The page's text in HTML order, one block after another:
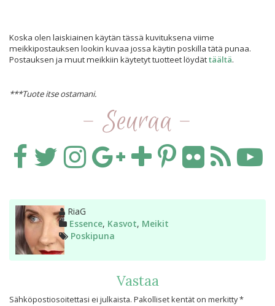
Koska olen laiskiainen käytän tässä kuvituksena viime
meikkipostauksen lookin kuvaa jossa käytin poskilla tätä punaa.
Postauksen ja muut meikkiin käytetyt tuotteet löydättäältä.
***Tuote itse ostamani.
- Seuraa -
Kirjoittaja
RiaG
Kategoriat
Essence, Kasvot, Meikit
Avainsanat
Poskipuna
Vastaa
Sähköpostiosoitettasi ei julkaista. Pakolliset kentät on merkitty*